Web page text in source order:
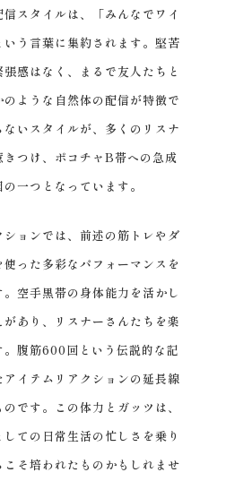
スタイルは、「みんなでワイ
いう言葉に集約されます。堅苦
感はなく、まるで友人たちと
ような自然体の配信が特徴で
いスタイルが、多くのリスナ
きつけ、ポコチャB帯への急成
一つとなっています。
ションでは、前述の筋トレやダ
使った多彩なパフォーマンスを
空手黒帯の身体能力を活かし
あり、リスナーさんたちを楽
。腹筋600回という伝説的な記
イテムリアクションの延長線
のです。この体力とガッツは、
ての日常生活の忙しさを乗り
そ培われたものかもしれませ